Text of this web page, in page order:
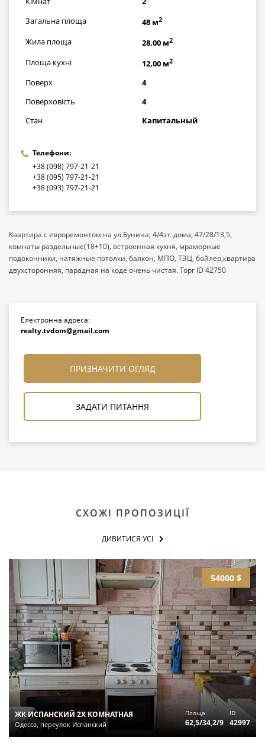
Загальна площа
48 м2
Жила площа 28,00 м2
Площа кухні 12,00 м2
Поверх
4
Поверховість
4
Стан
Капитальный
Телефони:
+38 (098) 797-21-21
+38 (095) 797-21-21
+38 (093) 797-21-21
Квартира с евроремонтом на ул.Бунина, 4/4эт. дома, 47/28/13,5,
комнаты раздельные(18+10), встроенная кухня, мраморные
подоконники, натяжные потолки, балкон, МПО, ТЭЦ, бойлер,квартира
двухсторонняя, парадная на коде очень чистая. Торг ID 42750
Електронна адреса:
realty.tvdom@gmail.com
ПРИЗНАЧИТИ ОГЛЯД
ЗАДАТИ ПИТАННЯ
СХОЖІ ПРОПОЗИЦІЇ
ДИВИТИСЯ УСІ
54000 $
ЖК ИСПАНСКИЙ 2Х КОМНАТНАЯ
Одесса, переулок Испанский
Площа
62,5/34,2/9
ID
42997